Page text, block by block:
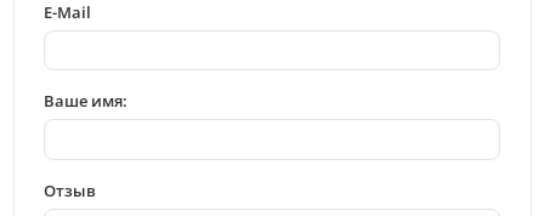
E-Mail
Ваше имя:
Отзыв